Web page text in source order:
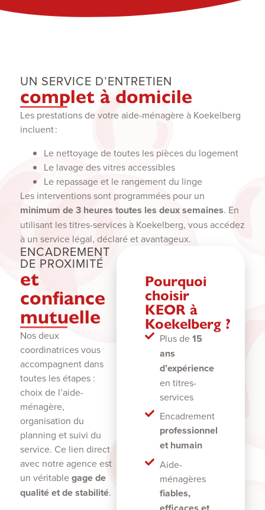
UN SERVICE D’ENTRETIEN
complet à domicile
Les prestations de votre aide-ménagère à Koekelberg
incluent :
Le nettoyage de toutes les pièces du logement
Le lavage des vitres accessibles
Le repassage et le rangement du linge
Les interventions sont programmées pour un
minimum de 3 heures toutes les deux semaines. En
utilisant les titres-services à Koekelberg, vous accédez
à un service légal, déclaré et avantageux.
ENCADREMENT
DE PROXIMITÉ
et
confiance
mutuelle
Nos deux
coordinatrices vous
accompagnent dans
toutes les étapes :
choix de l’aide-
ménagère,
organisation du
planning et suivi du
service. Ce lien direct
avec notre agence est
un véritablegage de
qualité et de stabilité.
Pourquoi
choisir
KEOR à
Koekelberg ?
Plus de15
ans
d’expérience
en titres-
services
Encadrement
professionnel
et humain
Aide-
ménagères
fiables,